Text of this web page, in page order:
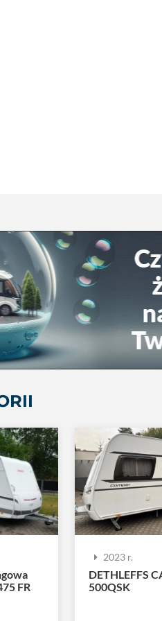
FR
2023 r.
DETHLEFFS
500QSK